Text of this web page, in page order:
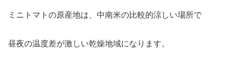
ミニトマトの原産地は、中南米の比較的涼しい場所で
昼夜の温度差が激しい乾燥地域になります。